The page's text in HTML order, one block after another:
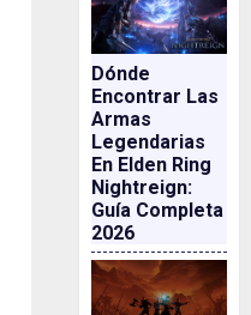
Dónde
Encontrar Las
Armas
Legendarias
En Elden Ring
Nightreign:
Guía Completa
2026